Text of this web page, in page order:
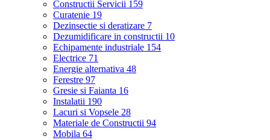
Constructii Servicii 159
Curatenie 19
Dezinsectie si deratizare 7
Dezumidificare in constructii 10
Echipamente industriale 154
Electrice 71
Energie alternativa 48
Ferestre 97
Gresie si Faianta 16
Instalatii 190
Lacuri si Vopsele 28
Materiale de Constructii 94
Mobila 64